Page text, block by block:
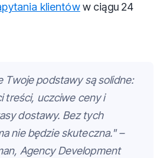
klientóww ciągu 24
Twoje podstawy są solidne:
treści, uczciwe ceny i
dostawy. Bez tych
nie będzie skuteczna." –
Agency Development